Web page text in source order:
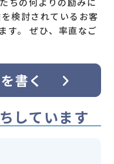
検討されているお客
す。 ぜひ、率直なご
書く
しています